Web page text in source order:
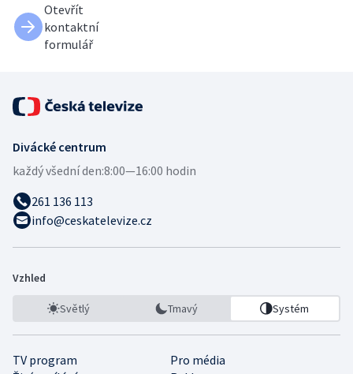
Otevřít
kontaktní
formulář
Divácké centrum
každý všední den:8:00—16:00 hodin
261 136 113
info@ceskatelevize.cz
Vzhled
Světlý Tmavý Systém
TV program
Pro média